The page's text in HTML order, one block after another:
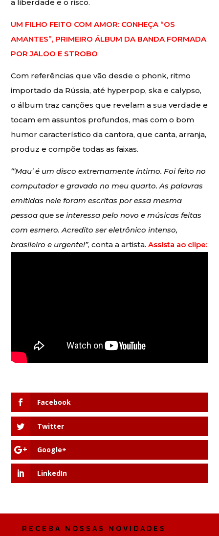
a liberdade e o risco.
UM FILHO FEITO COM AMOR: CONHEÇA “OS
AMANTES”, PRIMEIRO ÁLBUM DA BANDA FORMADA
POR JALOO E STROBO
Com referências que vão desde o phonk, ritmo
importado da Rússia, até hyperpop, ska e calypso,
o álbum traz canções que revelam a sua verdade e
tocam em assuntos profundos, mas com o bom
humor característico da cantora, que canta, arranja,
produz e compõe todas as faixas.
“’Mau’ é um disco extremamente íntimo. Foi feito no
computador e gravado no meu quarto. As palavras
emitidas nele foram escritas por essa mesma
pessoa que se interessa pelo novo e músicas feitas
com esmero. Acredito ser eletrônico intenso,
brasileiro e urgente!”, conta a artista.Assista ao clipe:
Facebook
Twitter
Google+
LinkedIn
RECEBA NOSSAS NOVIDADES